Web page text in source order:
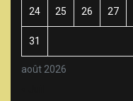
août 2026
24 25 26 27
31